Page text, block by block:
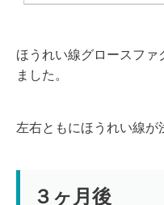
ほうれい線グロースファ
ました。
左右ともにほうれい線が
３ヶ月後